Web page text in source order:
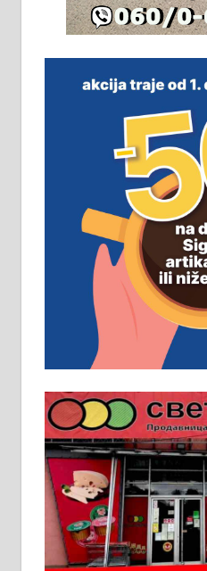
м2 са плацем од 8
виру у
замена. 064/21-63-
ПОСЛОВНИ
Рудник и
д.о.о. Рудник
помоћника
Основна школа,
искуство на
пословима, али не
услов.
превоз, исхрана.
локал 22
Пружам услуге
у грађевини,
молерских радова.
Ало таксију
категоријом. 064/